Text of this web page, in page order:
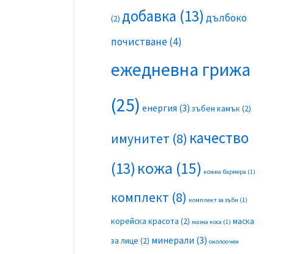
(2) добавка (13)дълбоко
почистване(4)
ежедневна грижа
(25) енергия (3) зъбен камък(2)
имунитет (8) качество
(13)кожа (15) кожна бариера (1)
комплект (8) комплект за зъби (1)
корейска красота (2) мазна коса (1) маска
за лице (2) минерали (3) околоочен